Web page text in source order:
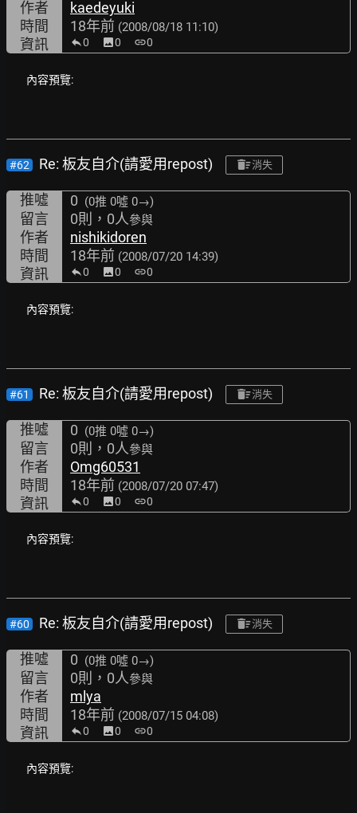
作者
kaedeyuki
時間
18年前 (2008/08/18 11:10)
資訊 0 image0 link0
內容預覽:
#62 Re: 板友自介(請愛用repost) 消失
推噓 0 (0推 0噓 0→)
留言 0則，0人參與
作者
nishikidoren
時間
18年前 (2008/07/20 14:39)
資訊 0 image0 link0
內容預覽:
#61 Re: 板友自介(請愛用repost) 消失
推噓 0 (0推 0噓 0→)
留言 0則，0人參與
作者
Omg60531
時間
18年前 (2008/07/20 07:47)
資訊 0 image0 link0
內容預覽:
#60 Re: 板友自介(請愛用repost) 消失
推噓 0 (0推 0噓 0→)
留言 0則，0人參與
作者
mlya
時間
18年前 (2008/07/15 04:08)
資訊 0 image0 link0
內容預覽: